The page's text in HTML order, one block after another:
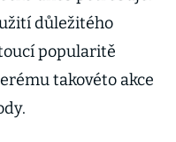
důležitého
popularitě
takovéto akce